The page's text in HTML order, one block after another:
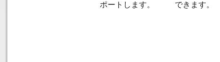
ポートします。
できます。